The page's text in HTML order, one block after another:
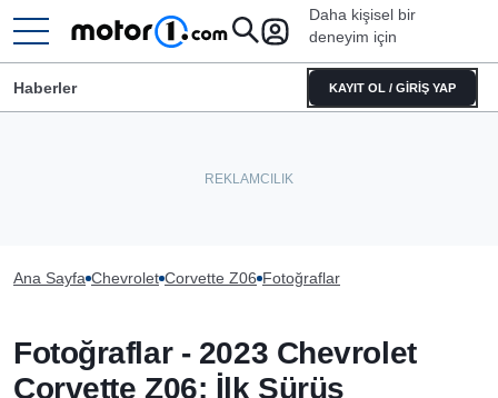
Daha kişisel bir
deneyim için
KAYIT OL / GİRİŞ YAP
Haberler
Ana Sayfa Chevrolet Corvette Z06 Fotoğraflar
Fotoğraflar - 2023 Chevrolet
Corvette Z06: İlk Sürüş